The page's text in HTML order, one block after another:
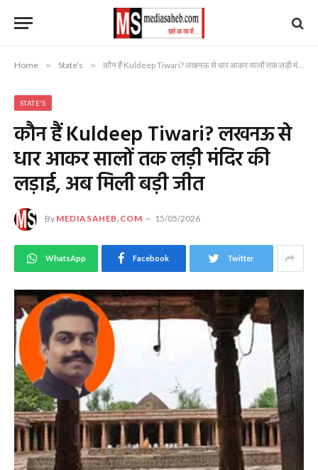
Home » State's » कौन हैं Kuldeep Tiwari? लखनऊ से धार आकर सालों तक लड़ी मंदिर की लड़ाई, अब मिली बड़ी जीत
STATE'S
कौन हैं Kuldeep Tiwari? लखनऊ से
धार आकर सालों तक लड़ी मंदिर की
लड़ाई, अब मिली बड़ी जीत
By MEDIASAHEB.COM 15/05/2026
WhatsApp Facebook Twitter